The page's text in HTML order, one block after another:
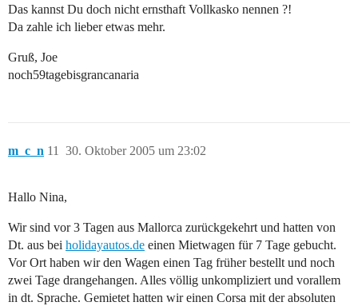
Das kannst Du doch nicht ernsthaft Vollkasko nennen ?!
Da zahle ich lieber etwas mehr.
Gruß, Joe
noch59tagebisgrancanaria
m_c_n 30. Oktober 2005 um 23:02
11
Hallo Nina,
Wir sind vor 3 Tagen aus Mallorca zurückgekehrt und hatten von
Dt. aus bei holidayautos.de einen Mietwagen für 7 Tage gebucht.
Vor Ort haben wir den Wagen einen Tag früher bestellt und noch
zwei Tage drangehangen. Alles völlig unkompliziert und vorallem
in dt. Sprache. Gemietet hatten wir einen Corsa mit der absoluten